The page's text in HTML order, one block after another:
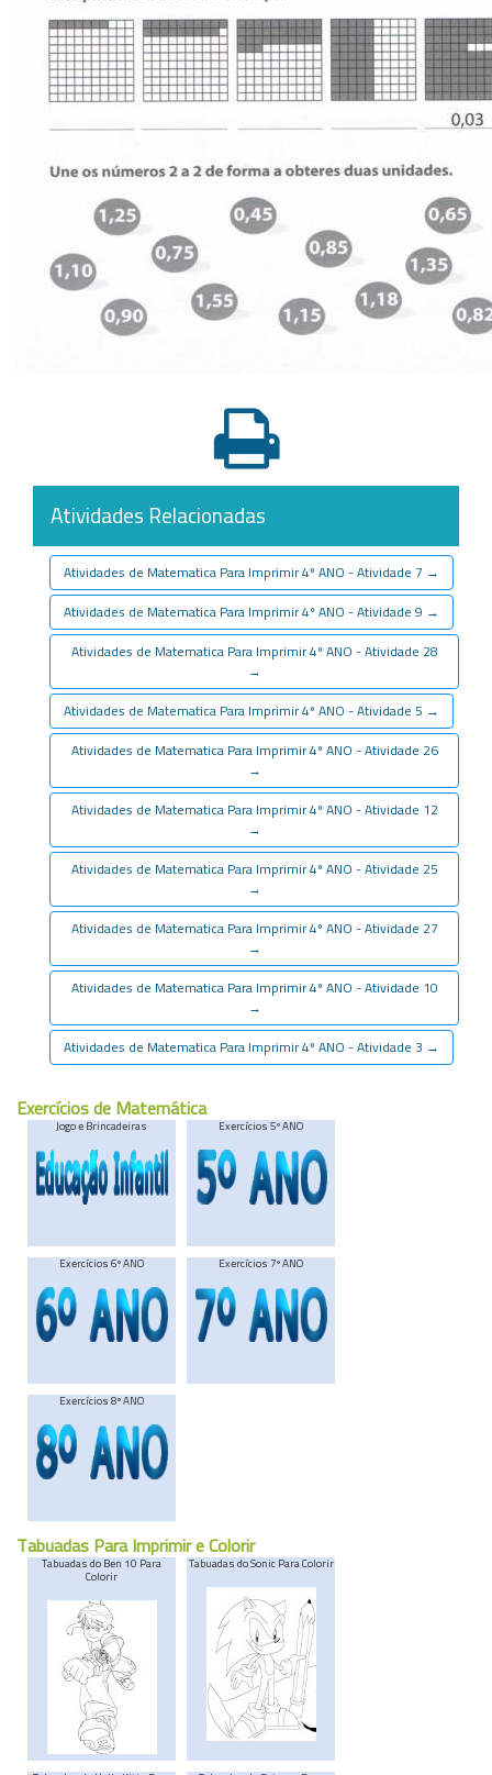
Atividades Relacionadas
Atividades de Matematica Para Imprimir 4º ANO - Atividade 7 →
Atividades de Matematica Para Imprimir 4º ANO - Atividade 9 →
Atividades de Matematica Para Imprimir 4º ANO - Atividade 28
→
Atividades de Matematica Para Imprimir 4º ANO - Atividade 5 →
Atividades de Matematica Para Imprimir 4º ANO - Atividade 26
→
Atividades de Matematica Para Imprimir 4º ANO - Atividade 12
→
Atividades de Matematica Para Imprimir 4º ANO - Atividade 25
→
Atividades de Matematica Para Imprimir 4º ANO - Atividade 27
→
Atividades de Matematica Para Imprimir 4º ANO - Atividade 10
→
Atividades de Matematica Para Imprimir 4º ANO - Atividade 3 →
Exercícios de Matemática
Jogo e Brincadeiras Exercícios 5º ANO
Exercícios 6º ANO Exercícios 7º ANO
Exercícios 8º ANO
Tabuadas Para Imprimir e Colorir
Tabuadas do Ben 10 Para
Colorir
Tabuadas do Sonic Para Colorir